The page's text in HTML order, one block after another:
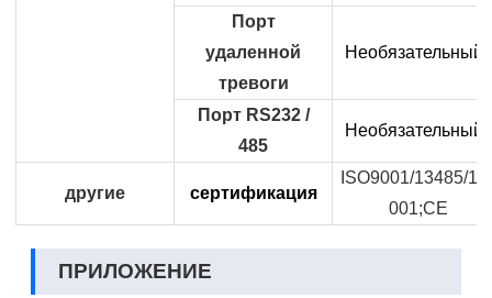
Порт
удаленной
тревоги
Необязательный
Порт RS232 /
485
Необязательный
другие сертификация
ISO9001/13485/14
001;CE
ПРИЛОЖЕНИЕ